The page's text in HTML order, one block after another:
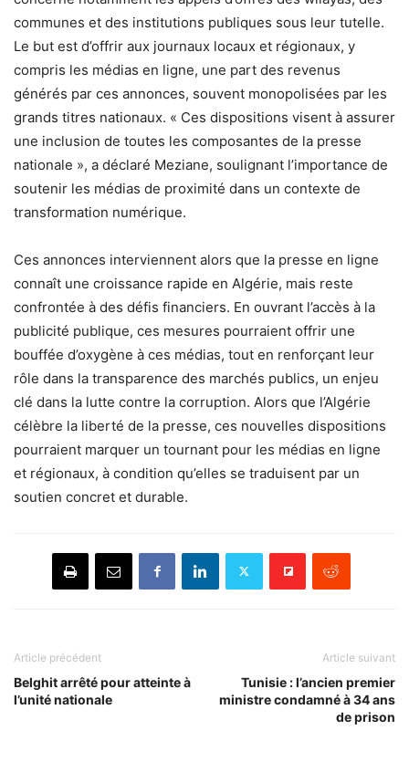
communes et des institutions publiques sous leur tutelle.
Le but est d’offrir aux journaux locaux et régionaux, y
compris les médias en ligne, une part des revenus
générés par ces annonces, souvent monopolisées par les
grands titres nationaux. « Ces dispositions visent à assurer
une inclusion de toutes les composantes de la presse
nationale », a déclaré Meziane, soulignant l’importance de
soutenir les médias de proximité dans un contexte de
transformation numérique.
Ces annonces interviennent alors que la presse en ligne
connaît une croissance rapide en Algérie, mais reste
confrontée à des défis financiers. En ouvrant l’accès à la
publicité publique, ces mesures pourraient offrir une
bouffée d’oxygène à ces médias, tout en renforçant leur
rôle dans la transparence des marchés publics, un enjeu
clé dans la lutte contre la corruption. Alors que l’Algérie
célèbre la liberté de la presse, ces nouvelles dispositions
pourraient marquer un tournant pour les médias en ligne
et régionaux, à condition qu’elles se traduisent par un
soutien concret et durable.
Article précédent
Belghit arrêté pour atteinte à
l’unité nationale
Article suivant
Tunisie : l’ancien premier
ministre condamné à 34 ans
de prison